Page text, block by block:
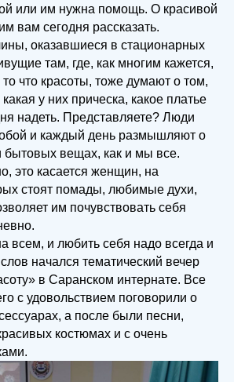
или им нужна помощь. О красивой
вам сегодня рассказать.
оказавшиеся в стационарных
там, где, как многим кажется,
то что красоты, тоже думают о том,
у них прическа, какое платье
надеть. Представляете? Люди
и каждый день размышляют о
вещах, как и мы все.
это касается женщин, на
стоят помады, любимые духи,
им почувствовать себя
всем, и любить себя надо всегда и
начался тематический вечер
в Саранском интернате. Все
с удовольствием поговорили о
а после были песни,
костюмах и с очень